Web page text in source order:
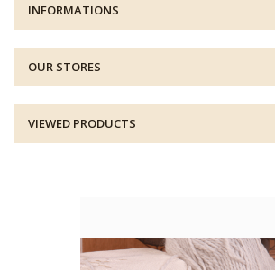
INFORMATIONS
OUR STORES
VIEWED PRODUCTS